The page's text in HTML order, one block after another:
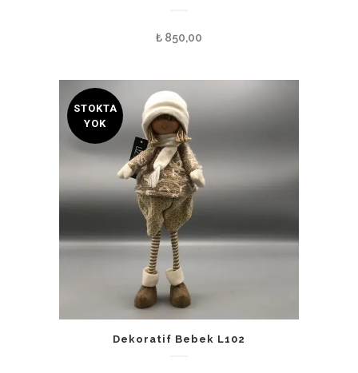
₺ 850,00
STOKTA
YOK
Dekoratif Bebek L102